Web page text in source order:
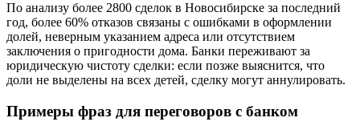
По анализу более 2800 сделок в Новосибирске за последний
год, более 60% отказов связаны с ошибками в оформлении
долей, неверным указанием адреса или отсутствием
заключения о пригодности дома. Банки переживают за
юридическую чистоту сделки: если позже выяснится, что
доли не выделены на всех детей, сделку могут аннулировать.
Примеры фраз для переговоров с банком